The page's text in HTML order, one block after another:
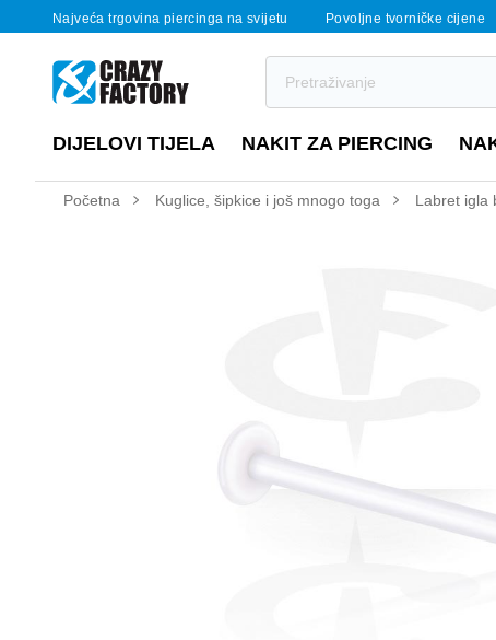
Najveća trgovina piercinga na svijetu Povoljne tvorničke cijene
DIJELOVI TIJELA NAKIT ZA PIERCING
Početna Kuglice, šipkice i još mnogo toga Labret igla